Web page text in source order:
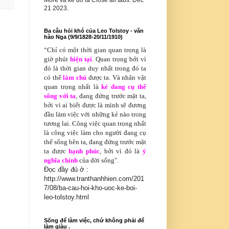
21 2023.
Ba câu hỏi khó của Leo Tolstoy - văn
hào Nga (9/9/1828-20/11/1910)
“Chỉ có một thời gian quan trọng là
giờ phút hiện tại. Quan trọng bởi vì
đó là thời gian duy nhất trong đó ta
có thể làm chủ được ta. Và nhân vật
quan trọng nhất là kẻ đang cụ thể
sống với ta, đang đứng trước mặt ta,
bởi vì ai biết được là mình sẽ đương
đầu làm việc với những kẻ nào trong
tương lai. Công việc quan trọng nhất
là công việc làm cho người đang cụ
thể sống bên ta, đang đứng trước mặt
ta được hạnh phúc, bởi vì đó là ý
nghĩa chính của đời sống".
Đọc đầy đủ ở :
http://www.tranthanhhien.com/201
7/08/ba-cau-hoi-kho-uoc-ke-boi-
leo-tolstoy.html
Sống để làm việc, chứ không phải để
làm giàu .